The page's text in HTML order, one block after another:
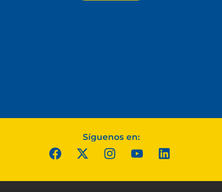
Síguenos en: